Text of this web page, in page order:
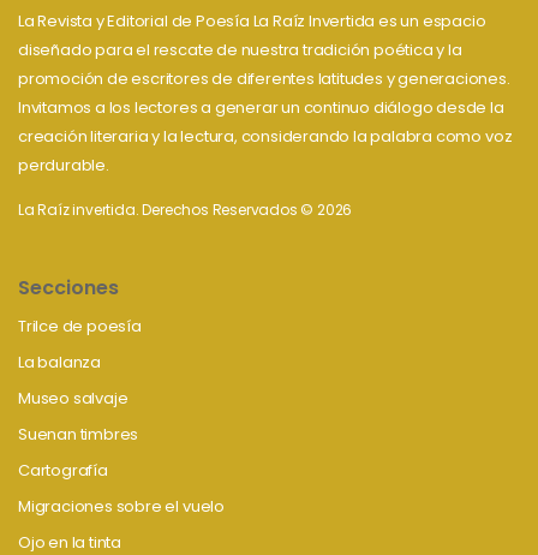
La Revista y Editorial de Poesía La Raíz Invertida es un espacio
diseñado para el rescate de nuestra tradición poética y la
promoción de escritores de diferentes latitudes y generaciones.
Invitamos a los lectores a generar un continuo diálogo desde la
creación literaria y la lectura, considerando la palabra como voz
perdurable.
La Raíz invertida. Derechos Reservados © 2026
Secciones
Trilce de poesía
La balanza
Museo salvaje
Suenan timbres
Cartografía
Migraciones sobre el vuelo
Ojo en la tinta